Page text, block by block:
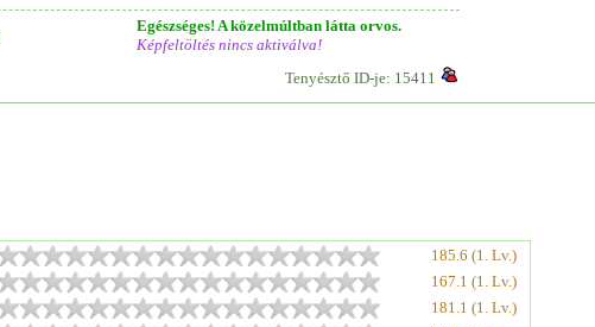
Egészséges! A közelmúltban látta orvos.
Képfeltöltés nincs aktiválva!
Tenyésztő ID-je: 15411
185.6 (1. Lv.)
167.1 (1. Lv.)
181.1 (1. Lv.)